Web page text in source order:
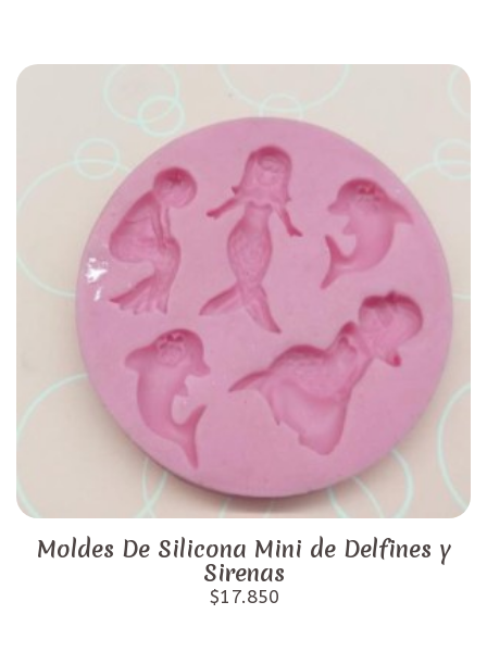
Moldes De Silicona Mini de Delfines y
Sirenas
$17.850